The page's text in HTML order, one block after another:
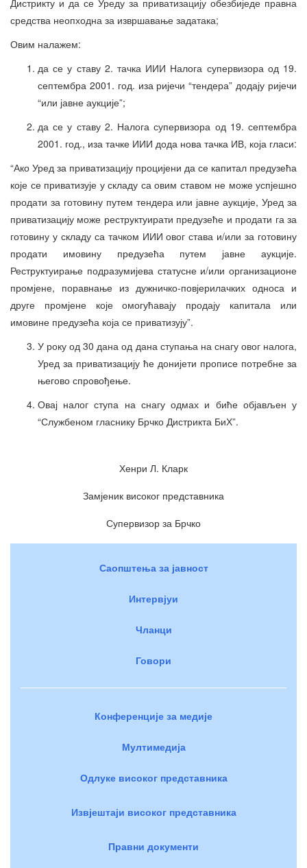
средства неопходна за извршавање задатака;
Овим налажем:
да се у ставу 2. тачка ИИИ Налога супервизора од 19.
септембра 2001. год. иза ријечи “тендера” додају ријечи
“или јавне аукције”;
да се у ставу 2. Налога супервизора од 19. септембра
2001. год., иза тачке ИИИ дода нова тачка ИВ, која гласи:
“Ако Уред за приватизацију процијени да се капитал предузећа
које се приватизује у складу са овим ставом не може успјешно
продати за готовину путем тендера или јавне аукције, Уред за
приватизацију може реструктуирати предузеће и продати га за
готовину у складу са тачком ИИИ овог става и/или за готовину
продати имовину предузећа путем јавне аукције.
Реструктуирање подразумијева статусне и/или организационе
промјене, поравнање из дужничко-повјерилачких односа и
друге промјене које омогућавају продају капитала или
имовине предузећа која се приватизују”.
У року од 30 дана од дана ступања на снагу овог налога,
Уред за приватизацију ће донијети прописе потребне за
његово спровођење.
Овај налог ступа на снагу одмах и биће објављен у
“Службеном гласнику Брчко Дистрикта БиХ”.
Хенри Л. Кларк
Замјеник високог представника
Супервизор за Брчко
Саопштења за јавност
Интервјуи
Чланци
Говори
Конференције за медије
Мултимедија
Одлуке високог представника
Извјештаји високог представника
Правни документи